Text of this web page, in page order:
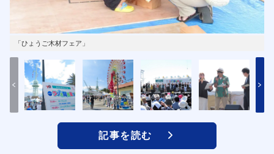
「ひょうご木材フェア」
記事を読む